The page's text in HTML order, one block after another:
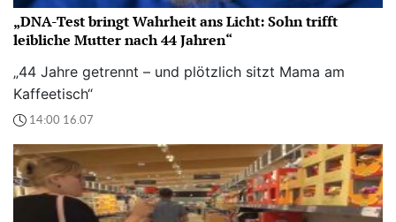
„DNA-Test bringt Wahrheit ans Licht: Sohn trifft
leibliche Mutter nach 44 Jahren“
„44 Jahre getrennt – und plötzlich sitzt Mama am
Kaffeetisch“
14:00 16.07